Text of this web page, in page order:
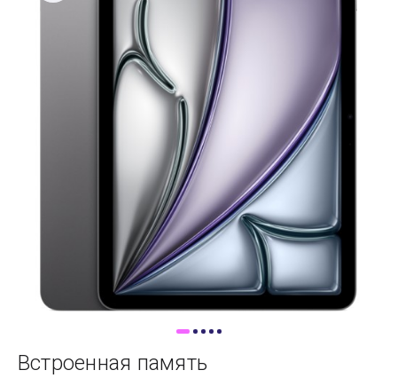
Контакты
Гарантия
Самовывоз
Trade-In
Встроенная память